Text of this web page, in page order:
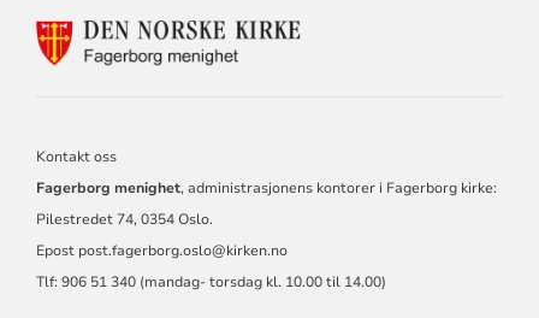
KONTAKTINFORMASJON
Kontakt oss
Fagerborg menighet, administrasjonens kontorer i Fagerborg kirke:
Pilestredet 74, 0354 Oslo.
Epost post.fagerborg.oslo@kirken.no
Tlf: 906 51 340 (mandag- torsdag kl. 10.00 til 14.00)